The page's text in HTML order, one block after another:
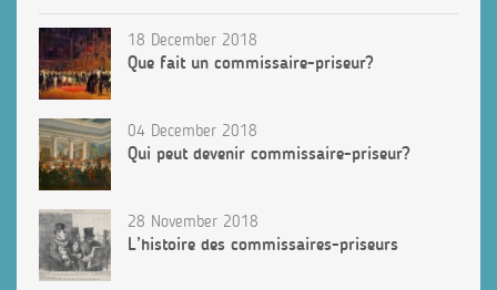
18 December 2018
Que fait un commissaire-priseur?
04 December 2018
Qui peut devenir commissaire-priseur?
28 November 2018
L’histoire des commissaires-priseurs